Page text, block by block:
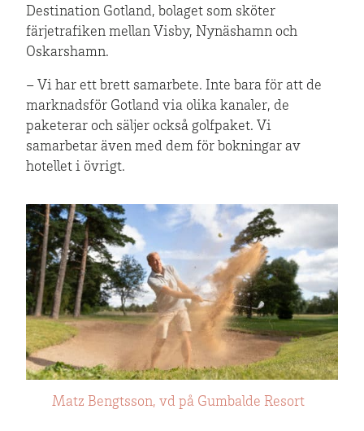
Destination Gotland, bolaget som sköter
färjetrafiken mellan Visby, Nynäshamn och
Oskarshamn.
– Vi har ett brett samarbete. Inte bara för att de
marknadsför Gotland via olika kanaler, de
paketerar och säljer också golfpaket. Vi
samarbetar även med dem för bokningar av
hotellet i övrigt.
Matz Bengtsson, vd på Gumbalde Resort